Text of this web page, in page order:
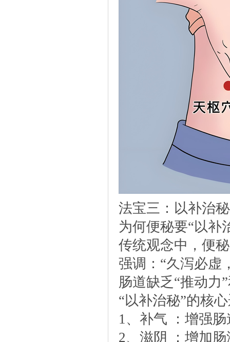
法宝三：以补治
为何便秘要“以补
传统观念中，便
强调：“久泻必虚
肠道缺乏“推动力
“以补治秘”的核
1、补气：增强
2、滋阴：增加肠